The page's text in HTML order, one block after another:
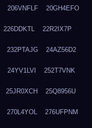
206VNFLF 20GH4EFO
226DDKTL 22R2IX7P
232PTAJG 24AZ56D2
24YV1LVI 252T7VNK
25JR0XCH 25Q8956U
270L4YOL 276UFPNM